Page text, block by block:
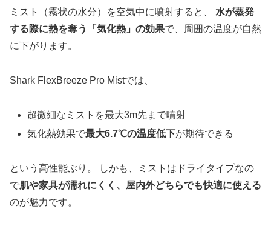
ミスト（霧状の水分）を空気中に噴射すると、 水が蒸発
する際に熱を奪う「気化熱」の効果で、周囲の温度が自然
に下がります。
Shark FlexBreeze Pro Mistでは、
超微細なミストを最大3m先まで噴射
気化熱効果で最大6.7℃の温度低下が期待できる
という高性能ぶり。 しかも、ミストはドライタイプなの
で肌や家具が濡れにくく、屋内外どちらでも快適に使える
のが魅力です。